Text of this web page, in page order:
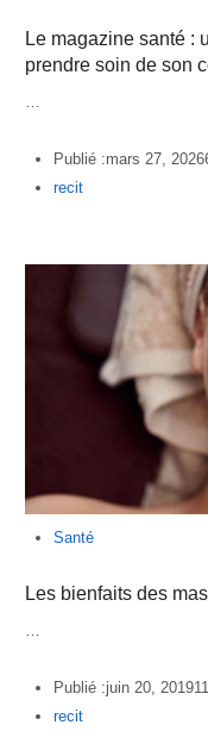
Le magazine santé :
prendre soin de son
…
Publié :mars 27, 2026
Author
recit
Santé
Les bienfaits des
…
Publié :juin 20, 2019
Author
recit